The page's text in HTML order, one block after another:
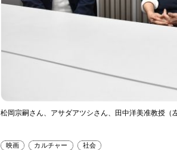
松岡宗嗣さん、アサダアツシさん、田中洋美准教授（
映画 カルチャー 社会